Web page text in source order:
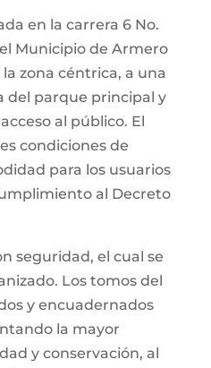
en la carrera 6 No.
Municipio de Armero
zona céntrica, a una
del parque principal y
al público. El
condiciones de
para los usuarios
al Decreto
seguridad, el cual se
Los tomos del
y encuadernados
la mayor
y conservación, al